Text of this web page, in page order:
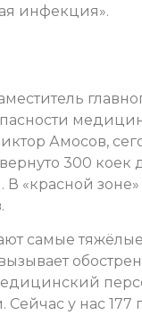
инфекция».
Амосов,
300 коек
«красной зоне»
самые
Сейчас у нас 177